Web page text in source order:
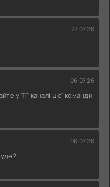
27.07.26
06.07.26
у ТГ каналі цієї команди
06.07.26